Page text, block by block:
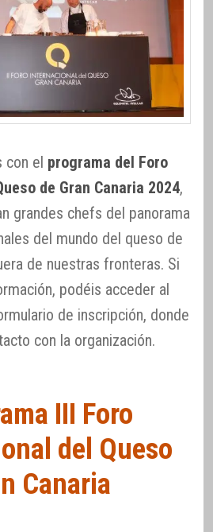
el programa del Foro
de Gran Canaria 2024,
grandes chefs del panorama
del mundo del queso de
de nuestras fronteras. Si
podéis acceder al
de inscripción, donde
con la organización.
III Foro
del Queso
Canaria